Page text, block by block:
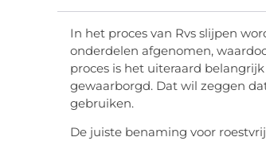
In het proces van Rvs slijpen
onderdelen afgenomen,
proces is het uiteraard
gewaarborgd. Dat wil zeggen
gebruiken.
De juiste benaming voor